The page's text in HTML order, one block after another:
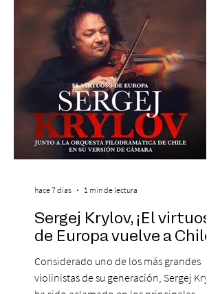
peruana, Eva Ayllón, al Cuarteto Austral y
un repertorio que recorrerá seis décadas
de obras que transformaron l
Sergej Krylov, ¡El virtuoso
de Europa vuelve a Chile!
Considerado uno de los más grandes
violinistas de su generación, Sergej Krylov
hace 7 días 1 min de lectura